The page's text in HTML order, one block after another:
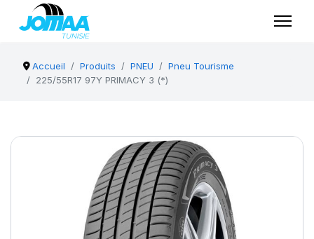
Accueil Produits PNEU
Pneu Tourisme
225/55R17 97Y PRIMACY 3 (*)